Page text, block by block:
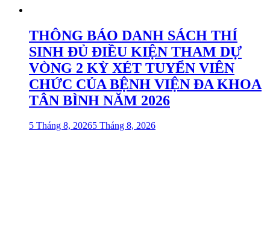
THÔNG BÁO DANH SÁCH THÍ
SINH ĐỦ ĐIỀU KIỆN THAM DỰ
VÒNG 2 KỲ XÉT TUYỂN VIÊN
CHỨC CỦA BỆNH VIỆN ĐA KHOA
TÂN BÌNH NĂM 2026
5 Tháng 8, 20265 Tháng 8, 2026